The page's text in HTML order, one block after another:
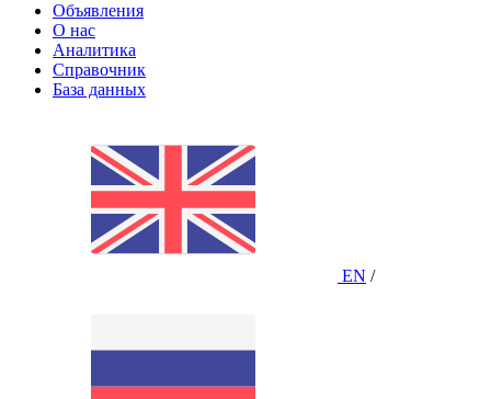
Объявления
О нас
Аналитика
Справочник
База данных
EN /